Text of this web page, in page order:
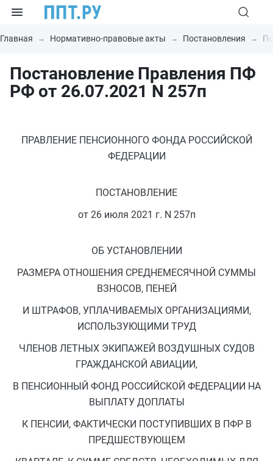
Главная Нормативно-правовые акты Постановления
Постановление Правления ПФ
РФ от 26.07.2021 N 257п
ПРАВЛЕНИЕ ПЕНСИОННОГО ФОНДА РОССИЙСКОЙ
ФЕДЕРАЦИИ
ПОСТАНОВЛЕНИЕ
от 26 июля 2021 г. N 257п
ОБ УСТАНОВЛЕНИИ
РАЗМЕРА ОТНОШЕНИЯ СРЕДНЕМЕСЯЧНОЙ СУММЫ
ВЗНОСОВ, ПЕНЕЙ
И ШТРАФОВ, УПЛАЧИВАЕМЫХ ОРГАНИЗАЦИЯМИ,
ИСПОЛЬЗУЮЩИМИ ТРУД
ЧЛЕНОВ ЛЕТНЫХ ЭКИПАЖЕЙ ВОЗДУШНЫХ СУДОВ
ГРАЖДАНСКОЙ АВИАЦИИ,
В ПЕНСИОННЫЙ ФОНД РОССИЙСКОЙ ФЕДЕРАЦИИ НА
ВЫПЛАТУ ДОПЛАТЫ
К ПЕНСИИ, ФАКТИЧЕСКИ ПОСТУПИВШИХ В ПФР В
ПРЕДШЕСТВУЮЩЕМ